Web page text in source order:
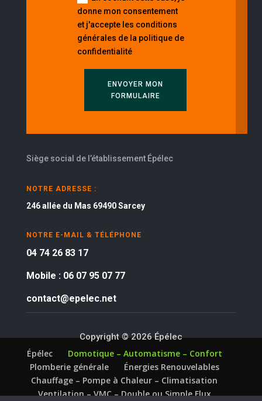
donne mon consentement
et j'accepte les conditions
générales de la politique de
confidentialité
ENVOYER MON
FORMULAIRE
Siège social de l’établissement Épélec
NOTRE ADRESSE :
246 allée du Mas 69490 Sarcey
NOTRE E-MAIL & TÉLÉPHONE
04 74 26 83 17
Mobile : 06 07 95 07 77
contact@epelec.net
Copyright © 2026 Épélec
Épélec
Domotique – Automatisme – Confort
Plomberie générale
Énergies Renouvelables
Chauffage – Pompe à Chaleur – Climatisation
Ventilation – VMC – Double ou Simple Flux